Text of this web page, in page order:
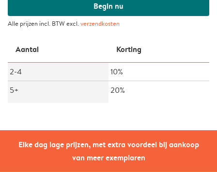
Elke dag lage prijzen, met extra voordeel bij aankoop
van meer exemplaren
Begin nu
Alle prijzen incl. BTW excl.verzendkosten
Aantal Korting
2-4
10%
5+
20%